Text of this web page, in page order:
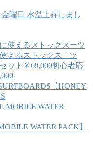
金曜日 水温上昇しまし
えるストックスーツ
初心者応
【HONEY
WATER PACK】